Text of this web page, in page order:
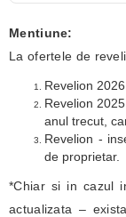
Mentiune:
La ofertele de
Revelion
Revelion
anul trecut,
Revelion -
de proprietar.
*Chiar si in cazul
actualizata –